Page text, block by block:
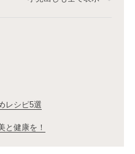
レシピ5選
と健康を！